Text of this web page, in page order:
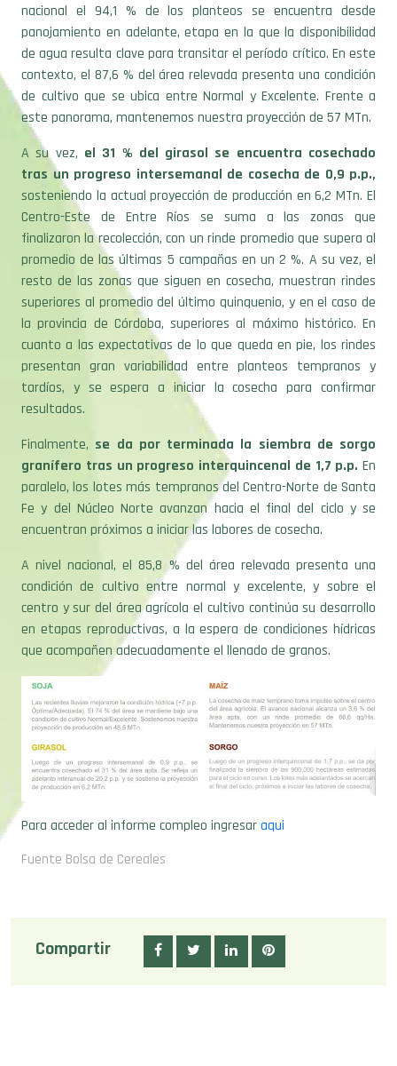
nacional el 94,1 % de los planteos se encuentra desde
panojamiento en adelante, etapa en la que la disponibilidad
de agua resulta clave para transitar el período crítico. En este
contexto, el 87,6 % del área relevada presenta una condición
de cultivo que se ubica entre Normal y Excelente. Frente a
este panorama, mantenemos nuestra proyección de 57 MTn.
A su vez, el 31 % del girasol se encuentra cosechado
tras un progreso intersemanal de cosecha de 0,9 p.p.,
sosteniendo la actual proyección de producción en 6,2 MTn. El
Centro-Este de Entre Ríos se suma a las zonas que
finalizaron la recolección, con un rinde promedio que supera al
promedio de las últimas 5 campañas en un 2 %. A su vez, el
resto de las zonas que siguen en cosecha, muestran rindes
superiores al promedio del último quinquenio, y en el caso de
la provincia de Córdoba, superiores al máximo histórico. En
cuanto a las expectativas de lo que queda en pie, los rindes
presentan gran variabilidad entre planteos tempranos y
tardíos, y se espera a iniciar la cosecha para confirmar
resultados.
Finalmente, se da por terminada la siembra de sorgo
granífero tras un progreso interquincenal de 1,7 p.p. En
paralelo, los lotes más tempranos del Centro-Norte de Santa
Fe y del Núcleo Norte avanzan hacia el final del ciclo y se
encuentran próximos a iniciar las labores de cosecha.
A nivel nacional, el 85,8 % del área relevada presenta una
condición de cultivo entre normal y excelente, y sobre el
centro y sur del área agrícola el cultivo continúa su desarrollo
en etapas reproductivas, a la espera de condiciones hídricas
que acompañen adecuadamente el llenado de granos.
Para acceder al informe compleo ingresaraqui
Fuente Bolsa de Cereales
Compartir